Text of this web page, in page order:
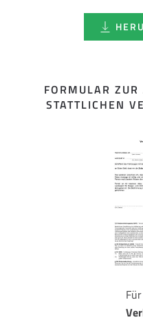
FORMULAR
STATTLICHEN